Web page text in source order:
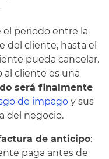
el periodo entre la
del cliente, hasta el
pueda cancelar.
al cliente es una
será finalmente
de impago y sus
del negocio.
de anticipo:
paga antes de